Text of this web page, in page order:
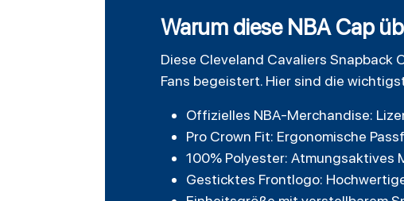
Warum diese NBA Cap
Diese Cleveland Cavaliers Snapback
Fans begeistert. Hier sind die
Offizielles NBA-Merchandise:
Pro Crown Fit: Ergonomische
100% Polyester: Atmungsaktives
Gesticktes Frontlogo: